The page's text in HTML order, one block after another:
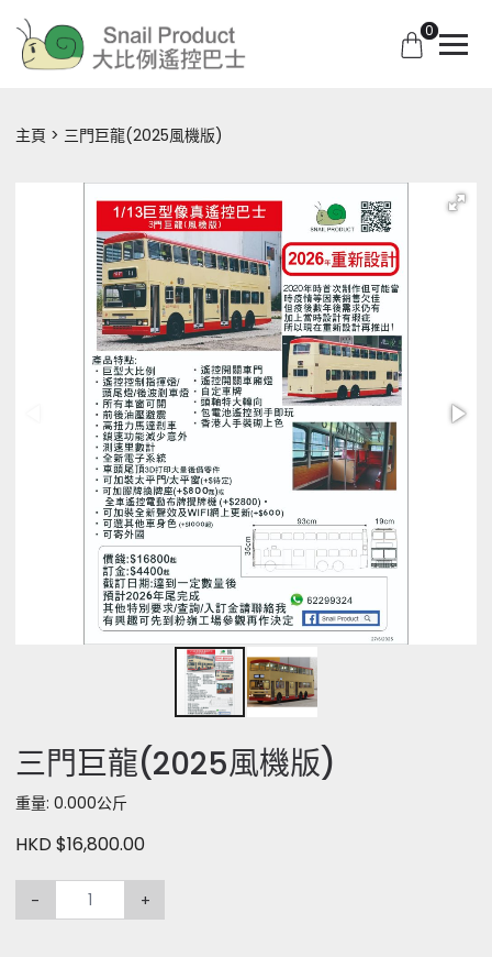
0
主頁 三門巨龍(2025風機版)
三門巨龍(2025風機版)
重量: 0.000公斤
HKD $16,800.00
- +